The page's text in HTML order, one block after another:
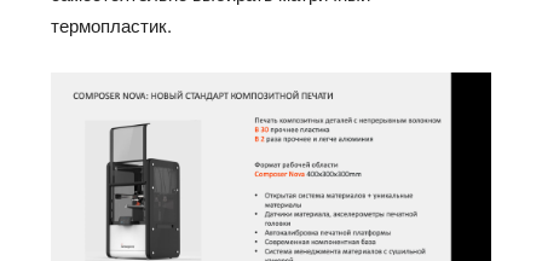
термопластик.